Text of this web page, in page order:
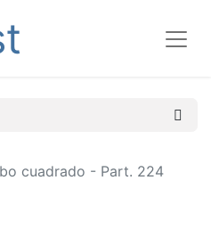
cuadrado - Part. 224